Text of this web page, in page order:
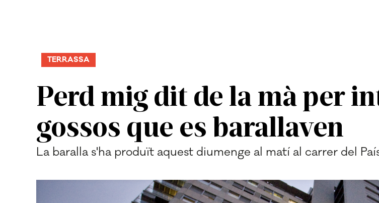
Perd mig dit de la mà per
gossos que es barallaven
TERRASSA
La baralla s'ha produït aquest diumenge al matí al carrer del